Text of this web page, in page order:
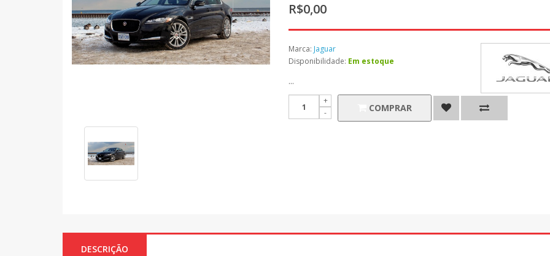
R$0,00
Marca: Jaguar
Disponibilidade: Em estoque
...
COMPRAR
DESCRIÇÃO